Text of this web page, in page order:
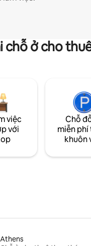
chỗ ở cho
việc
với
Chỗ
miễn
khuôn
Athens